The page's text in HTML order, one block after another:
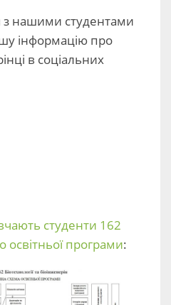
з нашими студентами
інформацію про
в соціальних
студенти 162
освітньої програми: